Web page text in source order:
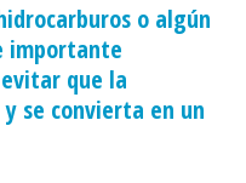
o algún
importante
que la
se convierta en un